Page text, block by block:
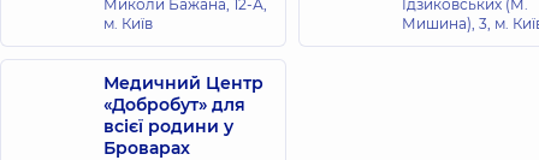
Качуровський
Олег Петрович
Рентгенолог, 22
років досвіду
Дубрівний
Миколи Бажана, 12-А,
м. Київ
Ідзиковських (М.
Мишина), 3, м.
Медичний Центр
«Добробут» для
всієї родини у
Броварах